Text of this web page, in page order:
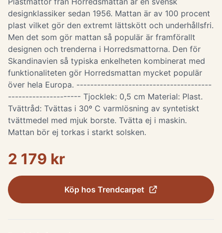
designklassiker sedan 1956. Mattan är av 100 procent
plast vilket gör den extremt lättskött och underhållsfri.
Men det som gör mattan så populär är framförallt
designen och trenderna i Horredsmattorna. Den för
Skandinavien så typiska enkelheten kombinerat med
funktionaliteten gör Horredsmattan mycket populär
över hela Europa. ---------------------------------------
--------------------- Tjocklek: 0,5 cm Material: Plast.
Tvättråd: Tvättas i 30º C varmlösning av syntetiskt
tvättmedel med mjuk borste. Tvätta ej i maskin.
Mattan bör ej torkas i starkt solsken.
2 179 kr
Köp hos Trendcarpet